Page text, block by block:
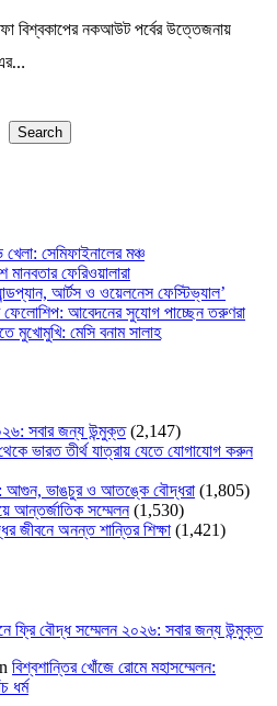
বিশ্বকাপের নকআউট পর্বের উত্তেজনায়
Search
খেলা: সেমিফাইনালের মঞ্চ
মানবতার ফেরিওয়ালারা
আর্টস ও ওয়েলনেস ফেস্টিভ্যাল’
ফেলোশিপ: আবেদনের সুযোগ পাচ্ছেন তরুণরা
মুখোমুখি: মেসি বনাম সালাহ
সবার জন্য উন্মুক্ত (2,147)
ভারত তীর্থ যাত্রায় যেতে যোগাযোগ করুন
আগুন, ভাঙচুর ও আতঙ্কে বৌদ্ধরা (1,805)
আন্তর্জাতিক সম্মেলন (1,530)
জীবনে অনন্ত শান্তির শিক্ষা (1,421)
ফ্রি বৌদ্ধ সম্মেলন ২০২৬: সবার জন্য উন্মুক্ত
বিশ্বশান্তির খোঁজে রোমে মহাসম্মেলন:
ধর্ম